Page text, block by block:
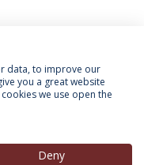
data, to improve our
you a great website
we use open the
Deny